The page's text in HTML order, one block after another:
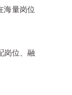
海量岗位
岗位、融